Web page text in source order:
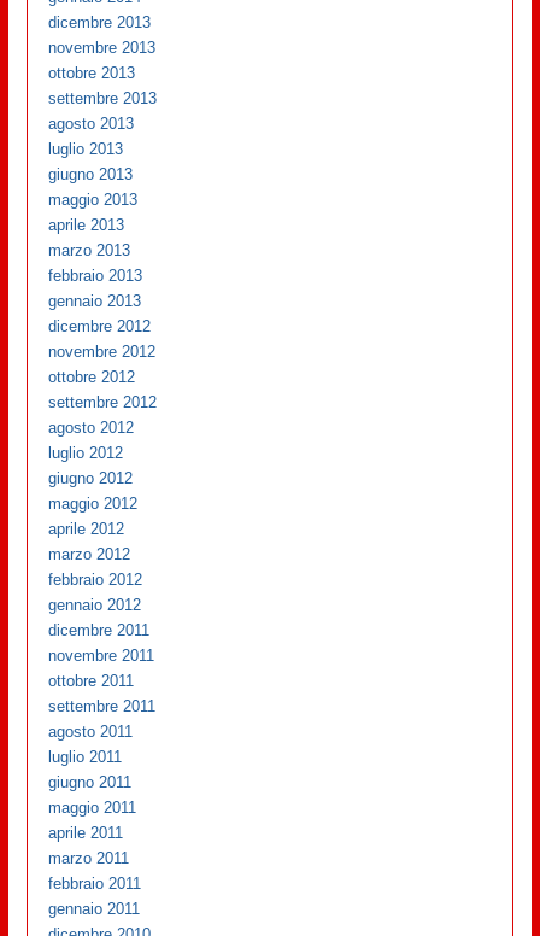
dicembre 2013
novembre 2013
ottobre 2013
settembre 2013
agosto 2013
luglio 2013
giugno 2013
maggio 2013
aprile 2013
marzo 2013
febbraio 2013
gennaio 2013
dicembre 2012
novembre 2012
ottobre 2012
settembre 2012
agosto 2012
luglio 2012
giugno 2012
maggio 2012
aprile 2012
marzo 2012
febbraio 2012
gennaio 2012
dicembre 2011
novembre 2011
ottobre 2011
settembre 2011
agosto 2011
luglio 2011
giugno 2011
maggio 2011
aprile 2011
marzo 2011
febbraio 2011
gennaio 2011